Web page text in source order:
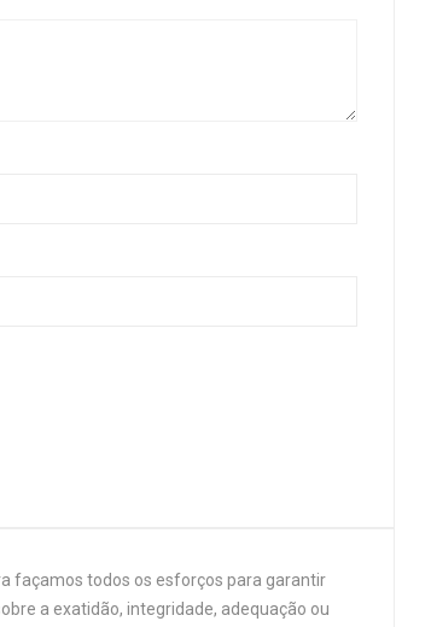
façamos todos os esforços para garantir
a exatidão, integridade, adequação ou